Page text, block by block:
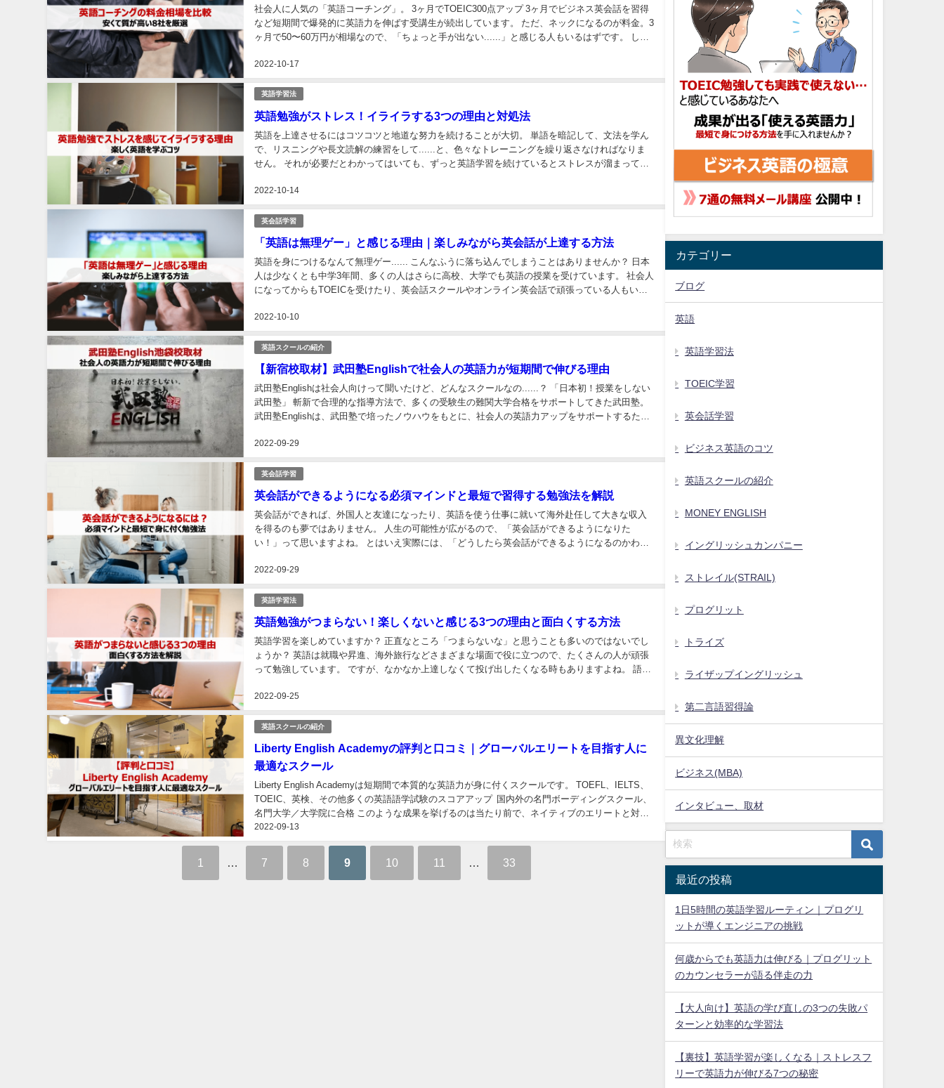
2022-10-17
社会人に人気の「英語コーチング」。 3ヶ月でTOEIC300点アップ 3ヶ月でビジネス英会話を習得
など短期間で爆発的に英語力を伸ばす受講生が続出しています。 ただ、ネックになるのが料金。3
ヶ月で50〜60万円が相場なので、「ちょっと手が出ない......」と感じる人もいるはずです。 しか
英語学習法
英語勉強がストレス！イライラする3つの理由と対処法
2022-10-14
英語を上達させるにはコツコツと地道な努力を続けることが大切。 単語を暗記して、文法を学ん
で、リスニングや長文読解の練習をして......と、色々なトレーニングを繰り返さなければなりま
せん。 それが必要だとわかってはいても、ずっと英語学習を続けているとストレスが溜まってき
英会話学習
「英語は無理ゲー」と感じる理由｜楽しみながら英会話が上達する方法
2022-10-10
英語を身につけるなんて無理ゲー...... こんなふうに落ち込んでしまうことはありませんか？ 日本
人は少なくとも中学3年間、多くの人はさらに高校、大学でも英語の授業を受けています。 社会人
になってからもTOEICを受けたり、英会話スクールやオンライン英会話で頑張っている人もいま
英語スクールの紹介
【新宿校取材】武田塾Englishで社会人の英語力が短期間で伸びる理由
2022-09-29
武田塾Englishは社会人向けって聞いたけど、どんなスクールなの......？ 「日本初！授業をしない
武田塾」 斬新で合理的な指導方法で、多くの受験生の難関大学合格をサポートしてきた武田塾。
武田塾Englishは、武田塾で培ったノウハウをもとに、社会人の英語力アップをサポートするため
英会話学習
英会話ができるようになる必須マインドと最短で習得する勉強法を解説
2022-09-29
英会話ができれば、外国人と友達になったり、英語を使う仕事に就いて海外赴任して大きな収入
を得るのも夢ではありません。 人生の可能性が広がるので、「英会話ができるようになりた
い！」って思いますよね。 とはいえ実際には、「どうしたら英会話ができるようになるのかわか
英語学習法
英語勉強がつまらない！楽しくないと感じる3つの理由と面白くする方法
2022-09-25
英語学習を楽しめていますか？ 正直なところ「つまらないな」と思うことも多いのではないでし
ょうか？ 英語は就職や昇進、海外旅行などさまざまな場面で役に立つので、たくさんの人が頑張
って勉強しています。 ですが、なかなか上達しなくて投げ出したくなる時もありますよね。 語学
英語スクールの紹介
Liberty English Academyの評判と口コミ｜グローバルエリートを目指す人に
最適なスクール
2022-09-13
Liberty English Academyは短期間で本質的な英語力が身に付くスクールです。 TOEFL、IELTS、
TOEIC、英検、その他多くの英語語学試験のスコアアップ 国内外の名門ボーディングスクール、
名門大学／大学院に合格 このような成果を挙げるのは当たり前で、ネイティブのエリートと対等
の英語力が身に付く...
1 7 8 9 10 11 33
カテゴリー
ブログ
英語
英語学習法
TOEIC学習
英会話学習
ビジネス英語のコツ
英語スクールの紹介
MONEY ENGLISH
イングリッシュカンパニー
ストレイル(STRAIL)
プログリット
トライズ
ライザップイングリッシュ
第二言語習得論
異文化理解
ビジネス(MBA)
インタビュー、取材
最近の投稿
1日5時間の英語学習ルーティン｜プログリ
ットが導くエンジニアの挑戦
何歳からでも英語力は伸びる｜プログリット
のカウンセラーが語る伴走の力
【大人向け】英語の学び直しの3つの失敗パ
ターンと効率的な学習法
【裏技】英語学習が楽しくなる｜ストレスフ
リーで英語力が伸びる7つの秘密